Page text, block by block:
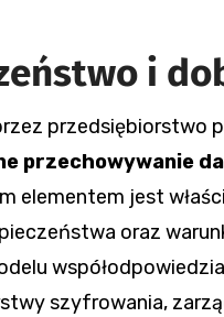
i
przedsiębiorstwo
przechowywanie
elementem jest
oraz
szyfrowania,